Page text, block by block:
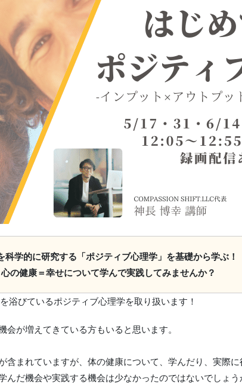
科学的に研究する「ポジティブ心理学」を基礎から学ぶ！
心の健康＝幸せについて学んで実践してみませんか？
浴びているポジティブ心理学を取り扱います！
が増えてきている方もいると思います。
含まれていますが、体の健康について、学んだり、実際
んだ機会や実践する機会は少なかったのではないでしょう